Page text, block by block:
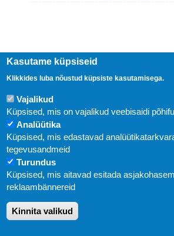
Uudised
KIRJASTUS PEGASUS
Paldiski mnt. 29 (A korpus VI
Kasutame küpsiseid
Klikkides luba nõustud küpsiste kasutamisega.
Vajalikud
Küpsised, mis on vajalikud veebisaidi
Analüütika
Küpsised, mis edastavad
tegevusandmeid
Turundus
Küpsised, mis aitavad esitada
reklaambännereid
Kinnita valikud